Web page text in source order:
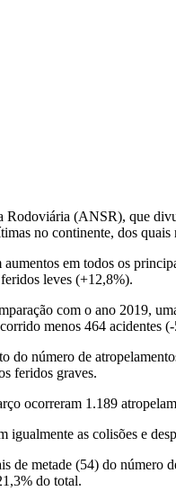
(ANSR), que
no continente, dos
em todos os
leves (+12,8%).
com o ano 2019,
menos 464
do número de
feridos graves.
ocorreram 1.189
as colisões e
de metade (54) do número
do total.